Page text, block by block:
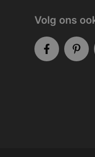
Volg ons